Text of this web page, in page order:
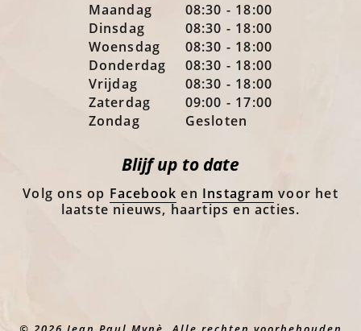
Maandag
08:30 - 18:00
Dinsdag
08:30 - 18:00
Woensdag
08:30 - 18:00
Donderdag
08:30 - 18:00
Vrijdag
08:30 - 18:00
Zaterdag
09:00 - 17:00
Zondag
Gesloten
Blijf up to date
Volg ons op Facebook en Instagram voor het
laatste nieuws, haartips en acties.